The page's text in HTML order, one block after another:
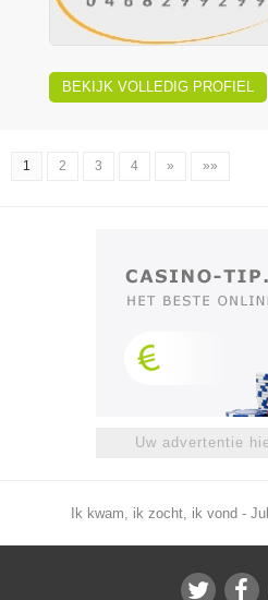
BEKIJK VOLLEDIG PROFIEL
1 2 3 4 » »»
Uw advertentie
Ik kwam, ik zocht, ik vond -